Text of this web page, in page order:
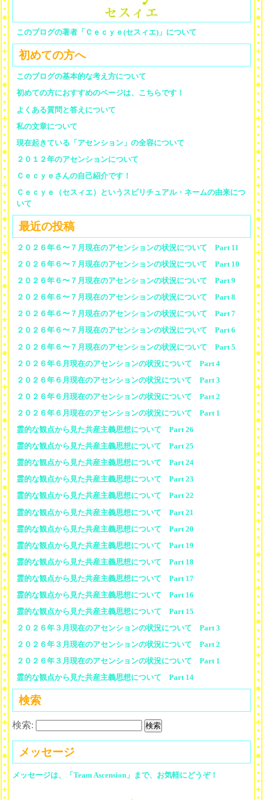
このブログの著者「Ｃｅｃｙｅ(セスィエ)」について
初めての方へ
このブログの基本的な考え方について
初めての方におすすめのページは、こちらです！
よくある質問と答えについて
私の文章について
現在起きている「アセンション」の全容について
２０１２年のアセンションについて
Ｃｅｃｙｅさんの自己紹介です！
Ｃｅｃｙｅ（セスィエ）というスピリチュアル・ネームの由来につ
いて
最近の投稿
２０２６年６〜７月現在のアセンションの状況について Part 11
２０２６年６〜７月現在のアセンションの状況について Part 10
２０２６年６〜７月現在のアセンションの状況について Part 9
２０２６年６〜７月現在のアセンションの状況について Part 8
２０２６年６〜７月現在のアセンションの状況について Part 7
２０２６年６〜７月現在のアセンションの状況について Part 6
２０２６年６〜７月現在のアセンションの状況について Part 5
２０２６年６月現在のアセンションの状況について Part 4
２０２６年６月現在のアセンションの状況について Part 3
２０２６年６月現在のアセンションの状況について Part 2
２０２６年６月現在のアセンションの状況について Part 1
霊的な観点から見た共産主義思想について Part 26
霊的な観点から見た共産主義思想について Part 25
霊的な観点から見た共産主義思想について Part 24
霊的な観点から見た共産主義思想について Part 23
霊的な観点から見た共産主義思想について Part 22
霊的な観点から見た共産主義思想について Part 21
霊的な観点から見た共産主義思想について Part 20
霊的な観点から見た共産主義思想について Part 19
霊的な観点から見た共産主義思想について Part 18
霊的な観点から見た共産主義思想について Part 17
霊的な観点から見た共産主義思想について Part 16
霊的な観点から見た共産主義思想について Part 15
２０２６年３月現在のアセンションの状況について Part 3
２０２６年３月現在のアセンションの状況について Part 2
２０２６年３月現在のアセンションの状況について Part 1
霊的な観点から見た共産主義思想について Part 14
検索
検索:
メッセージ
メッセージは、「Team Ascension」まで、お気軽にどうぞ！